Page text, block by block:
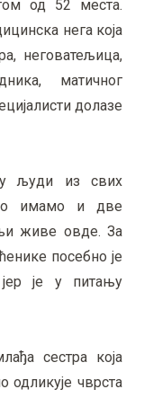
од 52 места.
нега која
неговатељица,
матичног
долазе
људи из свих
имамо и две
живе овде. За
посебно је
је у питању
сестра која
чврста